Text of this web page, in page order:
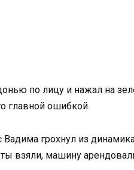
по лицу и нажал на
главной ошибкой.
Вадима грохнул из
взяли, машину